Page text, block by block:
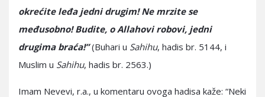
okrećite leđa jedni drugim! Ne mrzite se
međusobno! Budite, o Allahovi robovi, jedni
drugima braća!”(Buhari u Sahihu, hadis br. 5144, i
Muslim u Sahihu, hadis br. 2563.)
Imam Nevevi, r.a., u komentaru ovoga hadisa kaže: “Neki